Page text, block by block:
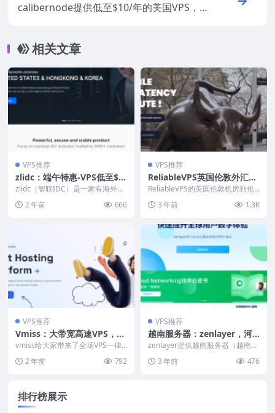
calibernode提供低至$10/年的美国VPS，1
相关文章
VPS推荐
zlidc：端午特惠-VPS低至$1
3.9/年，物理机$79/月，站群
$149，香港/台湾/韩国/日本/
新加坡/菲律宾/美国机房
zlidc（智联IDC）是一家有海外华
港、台湾、...
2 年前 666
VPS推荐
ReliableVPS英国伦敦外汇VP
S补货：超低延迟/预装外汇交
易软件/独享CPU/Windows
系统/15美元/月起
ReliableVPS的英国伦敦机房到伦
很受炒外汇...
3 年前 1.3K
VPS推荐
Vmiss：大带宽高速VPS，7
折优惠，低至18元，香港CN
2、韩国CN2、日本IIJ、美国
CN2/CUII/CMIN2、英国AS
vmiss给大家带来了全场VPS一律7
中国大陆优化...
2 年前 792
VPS推荐
越南服务器：zenlayer，河
内/胡志明机房任选，7折优
惠，自定义资源，最高10G独
享带宽
zenlayer提供越南服务器（越南独
定义资源，最...
3 年前 476
排行榜展示